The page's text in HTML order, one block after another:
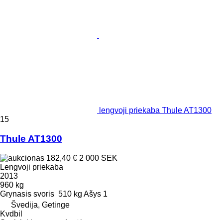
lengvoji priekaba Thule AT1300
15
Thule AT1300
182,40 € 2 000 SEK
Lengvoji priekaba
2013
960 kg
Grynasis svoris 510 kg Ašys 1
Švedija, Getinge
Kvdbil